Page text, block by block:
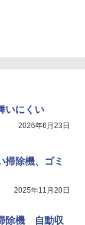
いにくい
2026年6月23日
掃除機、ゴミ
2025年11月20日
除機 自動収